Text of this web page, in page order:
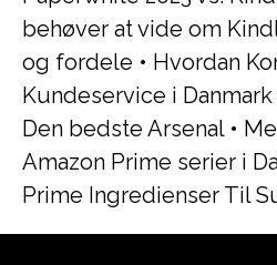
behøver at vide om
og fordele • Hvordan
Kundeservice i Danmark
Den bedste Arsenal•
Amazon Prime serier i
Prime Ingredienser Til